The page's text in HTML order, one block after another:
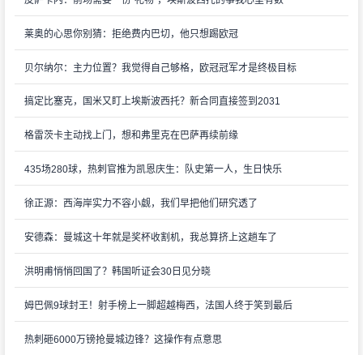
莱奥的心思你别猜：拒绝费内巴切，他只想踢欧冠
贝尔纳尔：主力位置？我觉得自己够格，欧冠冠军才是终极目标
搞定比塞克，国米又盯上埃斯波西托？新合同直接签到2031
格雷茨卡主动找上门，想和弗里克在巴萨再续前缘
435场280球，热刺官推为凯恩庆生：队史第一人，生日快乐
徐正源：西海岸实力不容小觑，我们早把他们研究透了
安德森：曼城这十年就是奖杯收割机，我总算挤上这趟车了
洪明甫悄悄回国了？韩国听证会30日见分晓
姆巴佩9球封王！射手榜上一脚超越梅西，法国人终于笑到最后
热刺砸6000万镑抢曼城边锋？这操作有点意思